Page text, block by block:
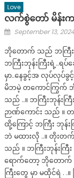
Love
လက်စွဲတော် မိန်း
Posted
September 13, 2024
ဘိုတောက် သည် ဘကြီးဘု
ဘကြီးဘုန်းကြီးရဲ့..ရပ်
မှာ..နေခွင့်အ လုပ်လုပ်ခွ
မိဘမဲ့ တကောင်ကြွက် ဘို
သည် ..။ ဘကြီးဘုန်းက
ဉာဏ်ကောင်း သည် ။ တ
ထို့ကြောင့် ဘကြီး ဘုန်း
ဘဲ မထားလို ..။ တိုးတက်
သည် ။ ဘကြီးဘုန်းကြီ
ရောက်တော့ ဘိုတောက်
ကြီးတွေ မှာ မထိုင်ရဲ . .